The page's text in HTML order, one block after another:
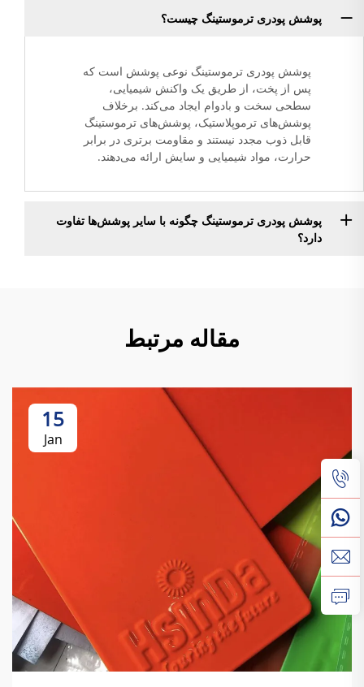
پوشش پودری ترموستینگ چیست؟
پوشش پودری ترموستینگ نوعی پوشش است که
پس از پخت، از طریق یک واکنش شیمیایی،
سطحی سخت و بادوام ایجاد می‌کند. برخلاف
پوشش‌های ترموپلاستیک، پوشش‌های ترموستینگ
قابل ذوب مجدد نیستند و مقاومت برتری در برابر
حرارت، مواد شیمیایی و سایش ارائه می‌دهند.
پوشش پودری ترموستینگ چگونه با سایر پوشش‌ها تفاوت
دارد؟
مقاله مرتبط
15
Jan